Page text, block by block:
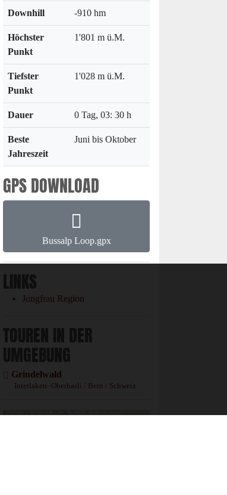
Downhill -910 hm
Höchster
Punkt
1'801 m ü.M.
Tiefster
Punkt
1'028 m ü.M.
Dauer 0 Tag, 03: 30 h
Beste
Jahreszeit
Juni bis Oktober
GPS DOWNLOAD
Bussalp Loop.gpx
LINKS
Jungfrau Region
TOUREN IN DER
UMGEBUNG
Grindelwald
Interlaken–Oberhasli Bern Schweiz